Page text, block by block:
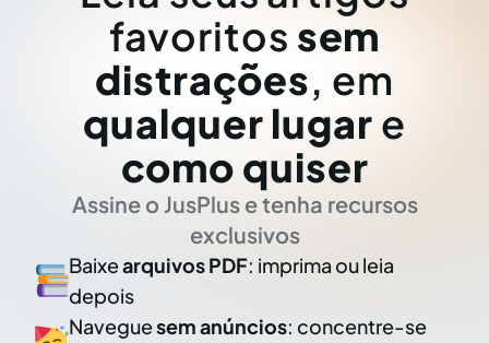
favoritos sem
distrações, em
qualquer lugar e
como quiser
Assine o JusPlus e tenha recursos
exclusivos
Baixearquivos PDF: imprima ou leia
depois
Naveguesem anúncios: concentre-se